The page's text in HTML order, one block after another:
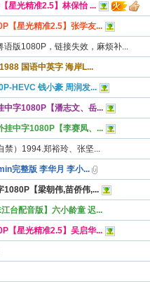
星光精准2.5】林保怡 ...
【星光精准2.5】张学友...
语版1080P，链接失效，麻烦补...
国语中英字 海岸L...
HEVC 钱小豪 周润发...
字1080P【潘志文、岳...
中字1080P【李赛凤、...
禁）1994.郑裕玲、张坚...
完整版 李华月 李小...
【梁朝伟,苗侨伟,...
台配音版】六小龄童 迟...
【星光精准2.5】吴启华...